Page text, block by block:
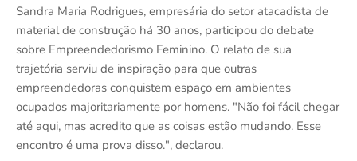
Sandra Maria Rodrigues, empresária do setor atacadista de
material de construção há 30 anos, participou do debate
sobre Empreendedorismo Feminino. O relato de sua
trajetória serviu de inspiração para que outras
empreendedoras conquistem espaço em ambientes
ocupados majoritariamente por homens. "Não foi fácil chegar
até aqui, mas acredito que as coisas estão mudando. Esse
encontro é uma prova disso.", declarou.